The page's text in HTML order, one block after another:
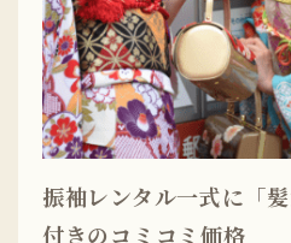
振袖レンタル一式に「
付きのコミコミ価格